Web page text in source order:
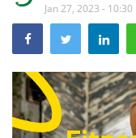
Desporto
Sobre Nós
Jan 27, 2023 - 10:30